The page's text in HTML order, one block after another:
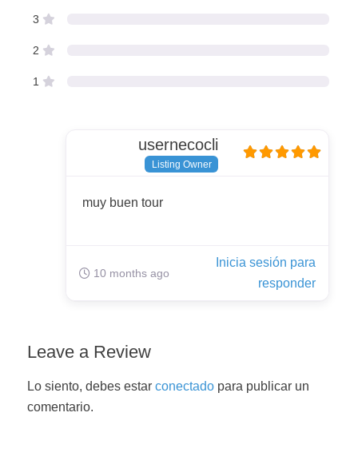
3
2
1
usernecocli
Listing Owner
muy buen tour
10 months ago
Inicia sesión para
responder
Leave a Review
Lo siento, debes estar conectado para publicar un
comentario.